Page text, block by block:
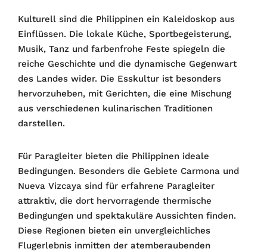
Kulturell sind die Philippinen ein Kaleidoskop aus
Einflüssen. Die lokale Küche, Sportbegeisterung,
Musik, Tanz und farbenfrohe Feste spiegeln die
reiche Geschichte und die dynamische Gegenwart
des Landes wider. Die Esskultur ist besonders
hervorzuheben, mit Gerichten, die eine Mischung
aus verschiedenen kulinarischen Traditionen
darstellen.
Für Paragleiter bieten die Philippinen ideale
Bedingungen. Besonders die Gebiete Carmona und
Nueva Vizcaya sind für erfahrene Paragleiter
attraktiv, die dort hervorragende thermische
Bedingungen und spektakuläre Aussichten finden.
Diese Regionen bieten ein unvergleichliches
Flugerlebnis inmitten der atemberaubenden